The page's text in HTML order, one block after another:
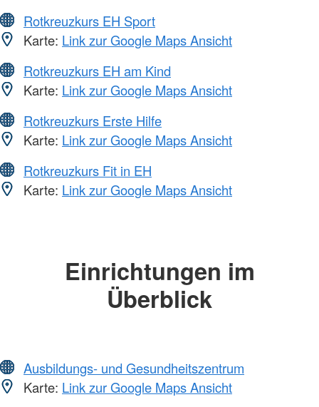
Rotkreuzkurs EH Sport
Karte: Link zur Google Maps Ansicht
Rotkreuzkurs EH am Kind
Karte: Link zur Google Maps Ansicht
Rotkreuzkurs Erste Hilfe
Karte: Link zur Google Maps Ansicht
Rotkreuzkurs Fit in EH
Karte: Link zur Google Maps Ansicht
Einrichtungen im
Überblick
Ausbildungs- und Gesundheitszentrum
Karte: Link zur Google Maps Ansicht